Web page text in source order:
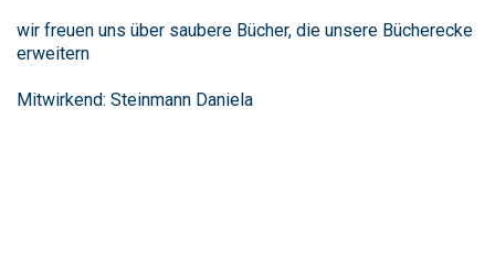
wir freuen uns über saubere Bücher, die unsere Bücherecke
erweitern
Mitwirkend: Steinmann Daniela